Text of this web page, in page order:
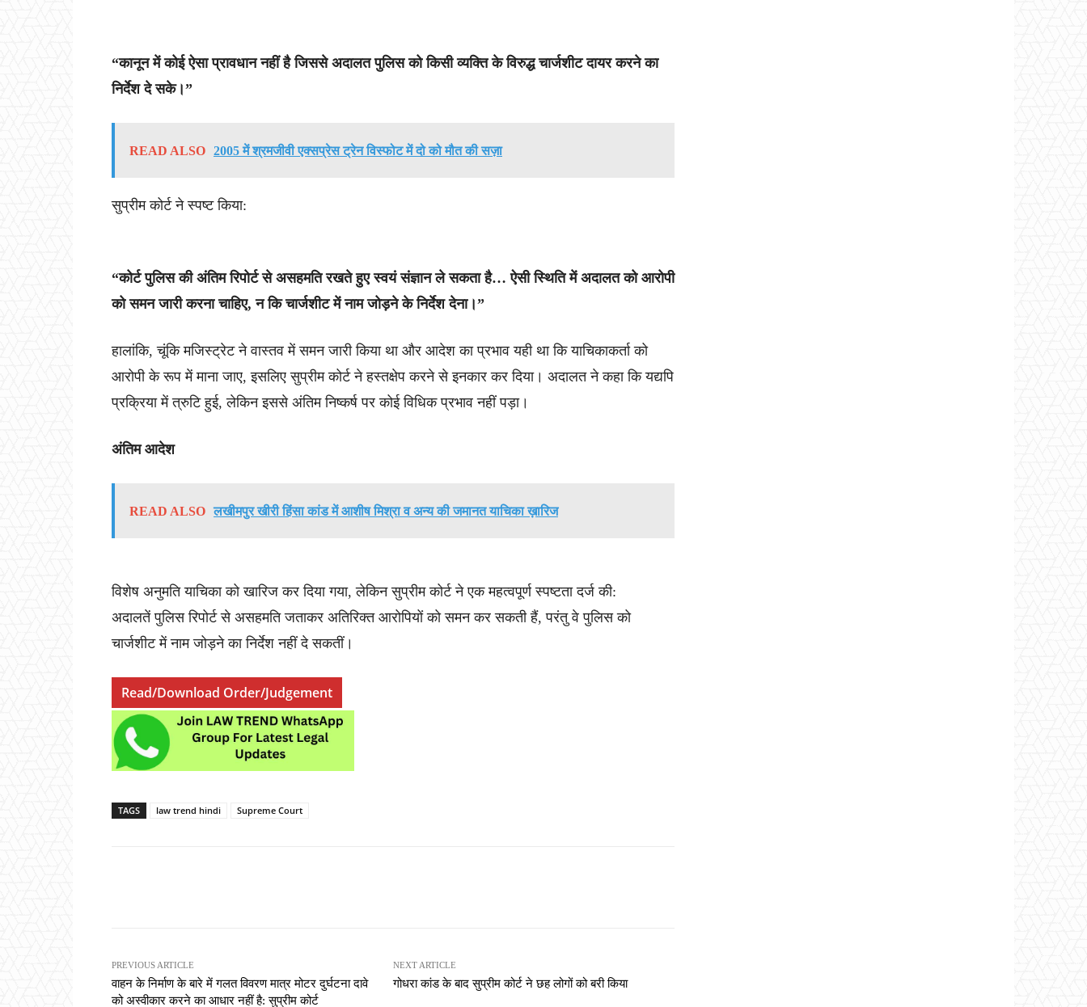
“कानून में कोई ऐसा प्रावधान नहीं है जिससे अदालत पुलिस को किसी व्यक्ति के विरुद्ध चार्जशीट दायर करने का
निर्देश दे सके।”
READ ALSO 2005 में श्रमजीवी एक्सप्रेस ट्रेन विस्फोट में दो को मौत की सज़ा
सुप्रीम कोर्ट ने स्पष्ट किया:
“कोर्ट पुलिस की अंतिम रिपोर्ट से असहमति रखते हुए स्वयं संज्ञान ले सकता है… ऐसी स्थिति में अदालत को आरोपी
को समन जारी करना चाहिए, न कि चार्जशीट में नाम जोड़ने के निर्देश देना।”
हालांकि, चूंकि मजिस्ट्रेट ने वास्तव में समन जारी किया था और आदेश का प्रभाव यही था कि याचिकाकर्ता को
आरोपी के रूप में माना जाए, इसलिए सुप्रीम कोर्ट ने हस्तक्षेप करने से इनकार कर दिया। अदालत ने कहा कि यद्यपि
प्रक्रिया में त्रुटि हुई, लेकिन इससे अंतिम निष्कर्ष पर कोई विधिक प्रभाव नहीं पड़ा।
अंतिम आदेश
READ ALSO लखीमपुर खीरी हिंसा कांड में आशीष मिश्रा व अन्य की जमानत याचिका ख़ारिज
विशेष अनुमति याचिका को खारिज कर दिया गया, लेकिन सुप्रीम कोर्ट ने एक महत्वपूर्ण स्पष्टता दर्ज की:
अदालतें पुलिस रिपोर्ट से असहमति जताकर अतिरिक्त आरोपियों को समन कर सकती हैं, परंतु वे पुलिस को
चार्जशीट में नाम जोड़ने का निर्देश नहीं दे सकतीं।
Read/Download Order/Judgement
TAGS law trend hindi Supreme Court
PREVIOUS ARTICLE
वाहन के निर्माण के बारे में गलत विवरण मात्र मोटर दुर्घटना दावे
को अस्वीकार करने का आधार नहीं है: सुप्रीम कोर्ट
NEXT ARTICLE
गोधरा कांड के बाद सुप्रीम कोर्ट ने छह लोगों को बरी किया